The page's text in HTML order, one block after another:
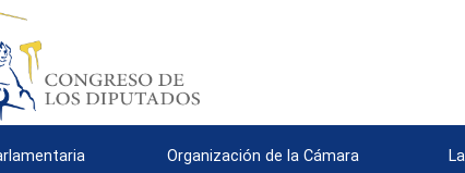
Organización de la Cámara